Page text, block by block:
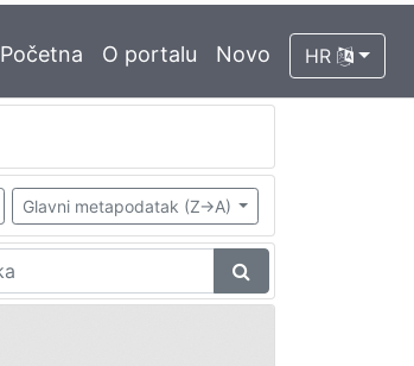
Početna O portalu Novo HR
Glavni metapodatak (Z->A)